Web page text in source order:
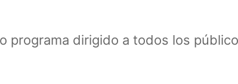
programa dirigido a todos los